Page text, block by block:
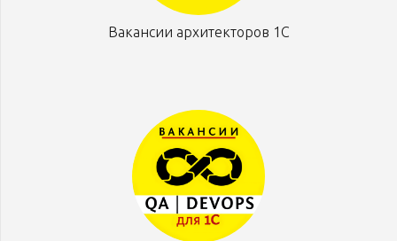
Вакансии архитекторов 1С